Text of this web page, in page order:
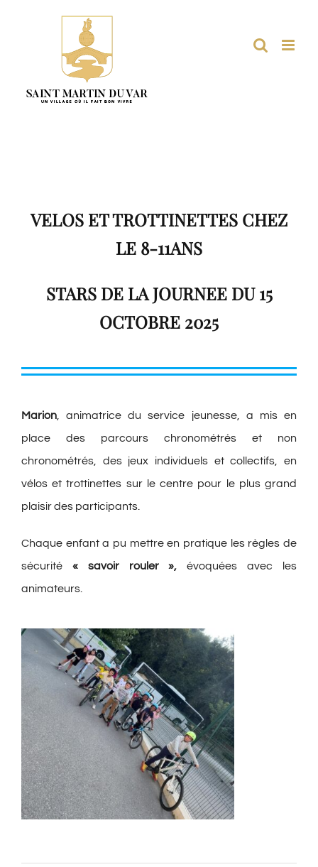
VELOS ET TROTTINETTES CHEZ
LE 8-11ANS
STARS DE LA JOURNEE DU 15
OCTOBRE 2025
Marion, animatrice du service jeunesse, a mis en
place des parcours chronométrés et non
chronométrés, des jeux individuels et collectifs, en
vélos et trottinettes sur le centre pour le plus grand
plaisir des participants.
Chaque enfant a pu mettre en pratique les règles de
sécurité « savoir rouler », évoquées avec les
animateurs.